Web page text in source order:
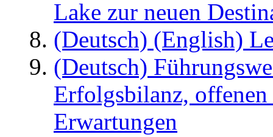
Lake zur neuen
(Deutsch) (English)
(Deutsch)
Erfolgsbilanz,
Erwartungen